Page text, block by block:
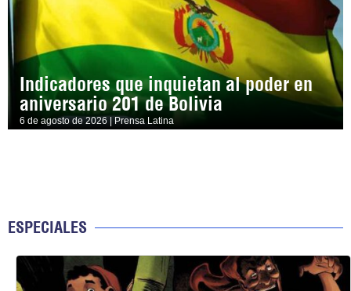
Indicadores que inquietan al poder en
aniversario 201 de Bolivia
6 de agosto de 2026 | Prensa Latina
ESPECIALES